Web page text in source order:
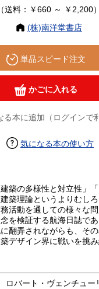
（送料：￥660 ～ ￥2,200）
(株)南洋堂書店
単品スピード注文
かごに入れる
る本に追加（ログインで
気になる本の使い方
築の多様性と対立性」
築理論というよりむし
活動を通しての様々な
を検証する航海日誌で
翻弄されながらも、そ
デザイン界に戦いを挑
築家の生々しい生き様の
一部、ドニーズ・スコッ
から90年代後半に行わ
ロバート・ヴェンチュー